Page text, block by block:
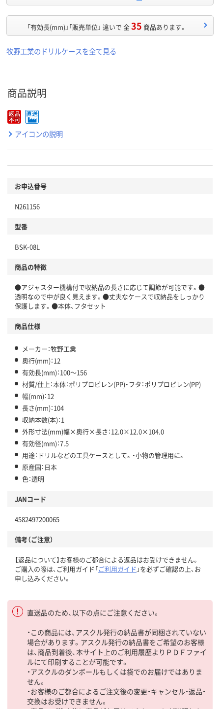
「有効長(mm)」「販売単位」 違いで 全35 商品あります。
牧野工業のドリルケースを全て見る
商品説明
アイコンの説明
お申込番号
N261156
型番
BSK-08L
商品の特徴
●アジャスター機構付で収納品の長さに応じて調節が可能です。●
透明なので中が良く見えます。●丈夫なケースで収納品をしっかり
保護します。●本体、フタセット
商品仕様
メーカー：牧野工業
奥行(mm)：12
有効長(mm)：100～156
材質/仕上：本体：ポリプロピレン(PP)・フタ：ポリプロピレン(PP)
幅(mm)：12
長さ(mm)：104
収納本数(本)：1
外形寸法(mm)幅×奥行×長さ：12.0×12.0×104.0
有効径(mm)：7.5
用途：ドリルなどの工具ケースとして。・小物の管理用に。
原産国：日本
色：透明
JANコード
4582497200065
備考（ご注意）
【返品について】お客様のご都合による返品はお受けできません。
ご購入の際は、ご利用ガイド「ご利用ガイド 」を必ずご確認の上、お
申し込みください。
直送品のため、以下の点にご注意ください。
・この商品には、アスクル発行の納品書が同梱されていない
場合があります。アスクル発行の納品書をご希望のお客様
は、商品到着後、本サイト上のご利用履歴よりＰＤＦファイ
ルにて印刷することが可能です。
・アスクルのダンボールもしくは袋でのお届けではありま
せん。
・お客様のご都合によるご注文後の変更・キャンセル・返品・
交換はお受けできません。